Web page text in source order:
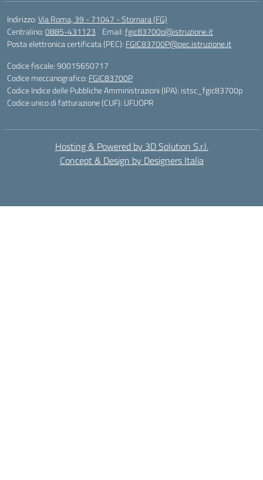
Indirizzo:Via Roma, 39 - 71047 - Stornara (FG)
Centralino:0885-431123 Email:fgic83700p@istruzione.it
Posta elettronica certificata (PEC): FGIC83700P@pec.istruzione.it
Codice fiscale: 90015650717
Codice meccanografico: FGIC83700P
Codice Indice delle Pubbliche Amministrazioni (IPA): istsc_fgic83700p
Codice unico di fatturazione (CUF): UFUOPR
Hosting & Powered by 3D Solution S.r.l.
Concept & Design by Designers Italia